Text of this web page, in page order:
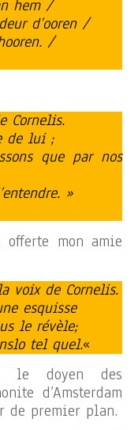
hem /
d’ooren /
/
Cornelis.
de lui ;
que par nos
»
mon amie
voix de Cornelis.
esquisse
le révèle;
tel quel.«
le doyen des
d’Amsterdam
de premier plan.